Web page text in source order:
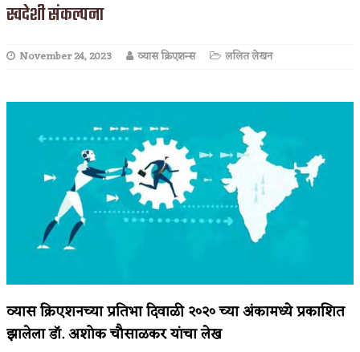
पाटलाची विहीर
पुस्तके बदलायची आहेत तुम्हाला!
किती घोषणांचा पाऊस होता
कसं हुईन तं हू माय…
काळजाचे प्रेत
आदिवासींचा डॉक्टर, समाजसेवेचा ध्यास : डॉ. राहुल
जोशी
स्वदेशी संकल्पना
November 24, 2023 व्यास क्रिएशन्स ललित लेखन
व्यास क्रिएशनच्या प्रतिभा दिवाळी २०२० च्या अंकामध्ये प्रकाशित
झालेला डॉ. अशोक चौसाळकर यांचा लेख